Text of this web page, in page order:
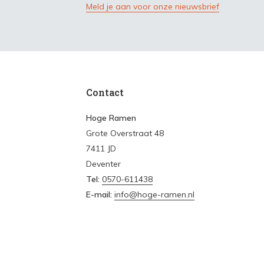
Meld je aan voor onze nieuwsbrief
Contact
Hoge Ramen
Grote Overstraat 48
7411 JD
Deventer
Tel: 0570-611438
E-mail: info@hoge-ramen.nl